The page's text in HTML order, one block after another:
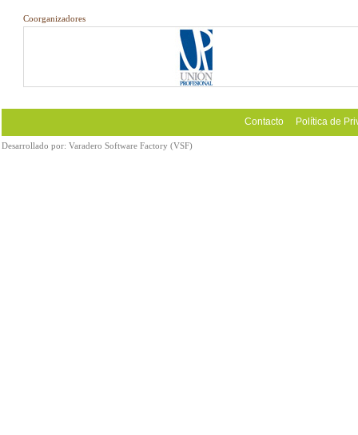
Coorganizadores
Contacto Política de
Desarrollado por: Varadero Software Factory (VSF)